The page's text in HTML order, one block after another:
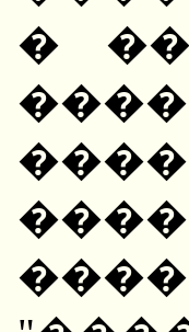
�